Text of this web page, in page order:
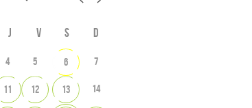
J V S D
4 5 6 7
11 12 13 14